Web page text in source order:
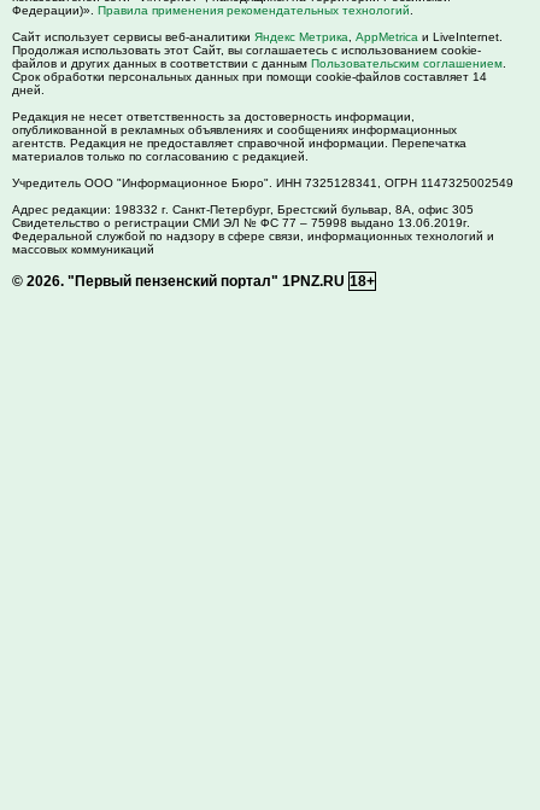
Федерации)». Правила применения рекомендательных технологий
Сайт использует сервисы веб-аналитики Яндекс Метрика AppMetrica и LiveInternet.
Продолжая использовать этот Сайт, вы соглашаетесь с использованием cookie-
файлов и других данных в соответствии с данным Пользовательским соглашением
Срок обработки персональных данных при помощи cookie-файлов составляет 14
дней.
Редакция не несет ответственность за достоверность информации,
опубликованной в рекламных объявлениях и сообщениях информационных
агентств. Редакция не предоставляет справочной информации. Перепечатка
материалов только по согласованию с редакцией.
Учредитель ООО "Информационное Бюро". ИНН 7325128341, ОГРН 1147325002549
Адрес редакции: 198332 г. Санкт-Петербург, Брестский бульвар, 8А, офис 305
Свидетельство о регистрации СМИ ЭЛ № ФС 77 – 75998 выдано 13.06.2019г.
Федеральной службой по надзору в сфере связи, информационных технологий и
массовых коммуникаций
© 2026. "Первый пензенский портал" 1PNZ.RU 18+